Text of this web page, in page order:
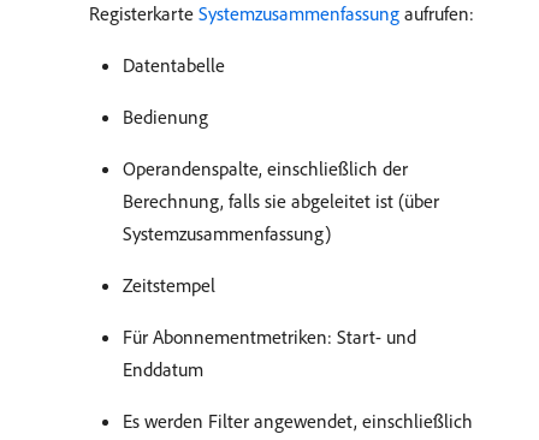
Registerkarte Systemzusammenfassung aufrufen:
Datentabelle
Bedienung
Operandenspalte, einschließlich der
Berechnung, falls sie abgeleitet ist (über
Systemzusammenfassung)
Zeitstempel
Für Abonnementmetriken: Start- und
Enddatum
Es werden Filter angewendet, einschließlich